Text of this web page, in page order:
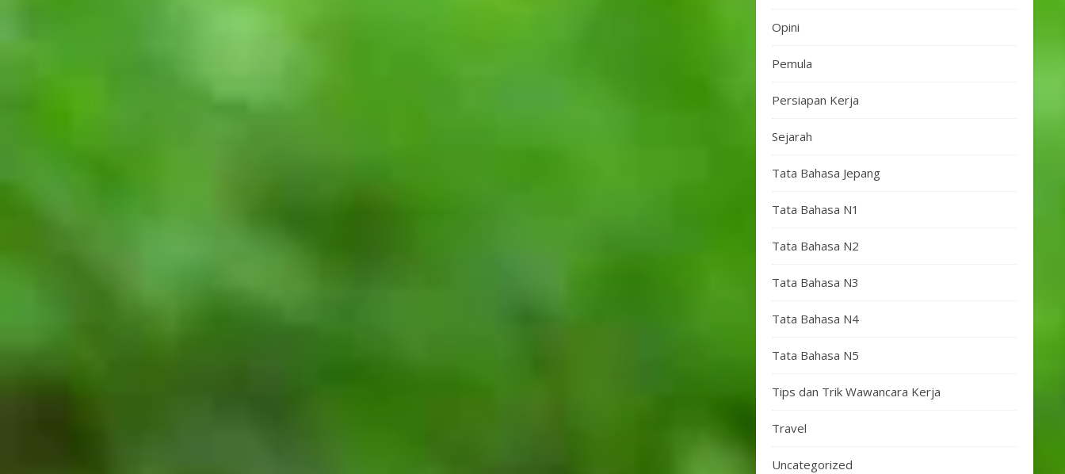
Opini
Pemula
Persiapan Kerja
Sejarah
Tata Bahasa Jepang
Tata Bahasa N1
Tata Bahasa N2
Tata Bahasa N3
Tata Bahasa N4
Tata Bahasa N5
Tips dan Trik Wawancara Kerja
Travel
Uncategorized